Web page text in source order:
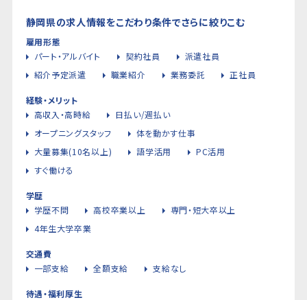
静岡県の求人情報をこだわり条件でさらに絞りこむ
雇用形態
パート・アルバイト
契約社員
派遣社員
紹介予定派遣
職業紹介 業務委託 正社員
経験・メリット
高収入・高時給
日払い/週払い
オープニングスタッフ
体を動かす仕事
大量募集(10名以上)
語学活用
PC活用
すぐ働ける
学歴
学歴不問
高校卒業以上
専門・短大卒以上
4年生大学卒業
交通費
一部支給
全額支給 支給なし
待遇・福利厚生